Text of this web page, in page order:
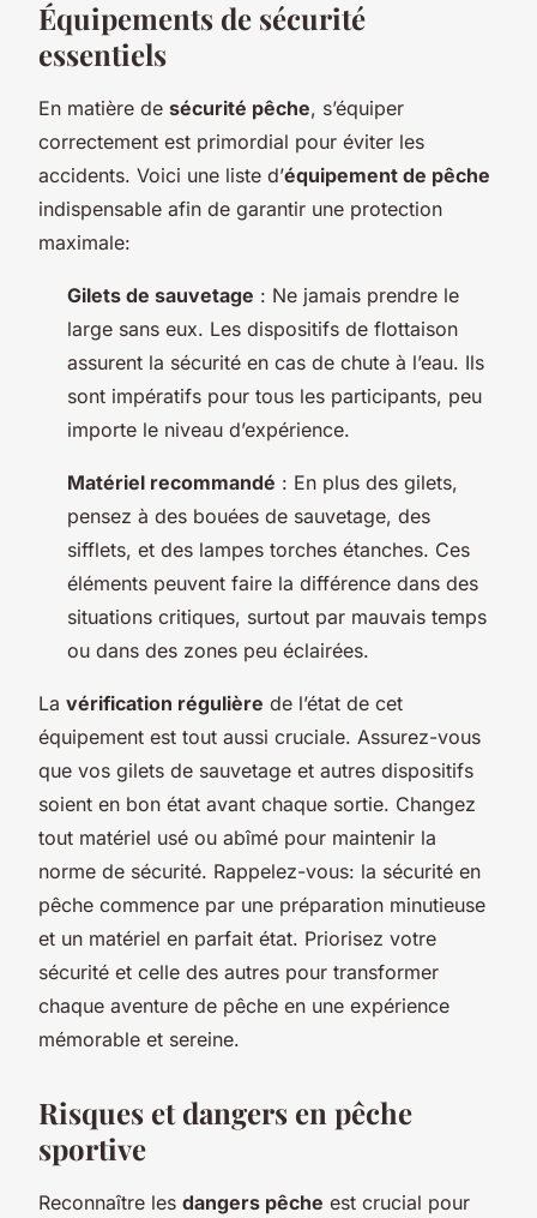
Équipements de sécurité
essentiels
En matière de sécurité pêche, s’équiper
correctement est primordial pour éviter les
accidents. Voici une liste d’équipement de pêche
indispensable afin de garantir une protection
maximale:
Gilets de sauvetage : Ne jamais prendre le
large sans eux. Les dispositifs de flottaison
assurent la sécurité en cas de chute à l’eau. Ils
sont impératifs pour tous les participants, peu
importe le niveau d’expérience.
Matériel recommandé : En plus des gilets,
pensez à des bouées de sauvetage, des
sifflets, et des lampes torches étanches. Ces
éléments peuvent faire la différence dans des
situations critiques, surtout par mauvais temps
ou dans des zones peu éclairées.
La vérification régulière de l’état de cet
équipement est tout aussi cruciale. Assurez-vous
que vos gilets de sauvetage et autres dispositifs
soient en bon état avant chaque sortie. Changez
tout matériel usé ou abîmé pour maintenir la
norme de sécurité. Rappelez-vous: la sécurité en
pêche commence par une préparation minutieuse
et un matériel en parfait état. Priorisez votre
sécurité et celle des autres pour transformer
chaque aventure de pêche en une expérience
mémorable et sereine.
Risques et dangers en pêche
sportive
Reconnaître les dangers pêche est crucial pour